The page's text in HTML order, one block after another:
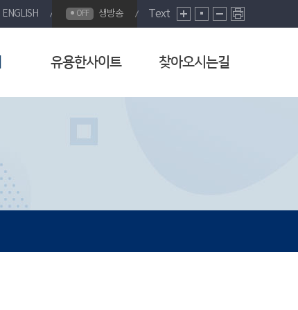
ENGLISH OFF 생방송 Text
유용한사이트 찾아오시는길